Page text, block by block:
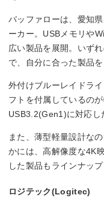
バッファローは、愛知
ーカー。USBメモリや
広い製品を展開。いず
で、自分に合った製品を
外付けブルーレイドラ
フトを付属しているの
USB3.2(Gen1)に対応し
また、薄型軽量設計な
かには、高解像度な4K
した製品もラインナップ
ロジテック(Logitec)